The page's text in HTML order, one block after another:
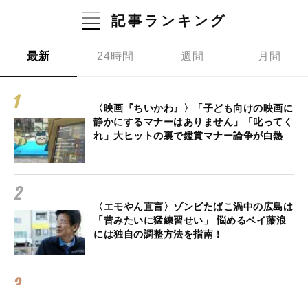
記事ランキング
最新 24時間 週間 月間
〈映画『ちいかわ』〉「子ども向けの映画に
静かにするマナーはありません」「叱ってく
れ」大ヒットの裏で鑑賞マナー論争が白熱
〈エモやん直言〉ゾンビたばこ渦中の広島は
「昔みたいに猛練習せい」 悩めるベイ藤浪
には独自の調整方法を指南！